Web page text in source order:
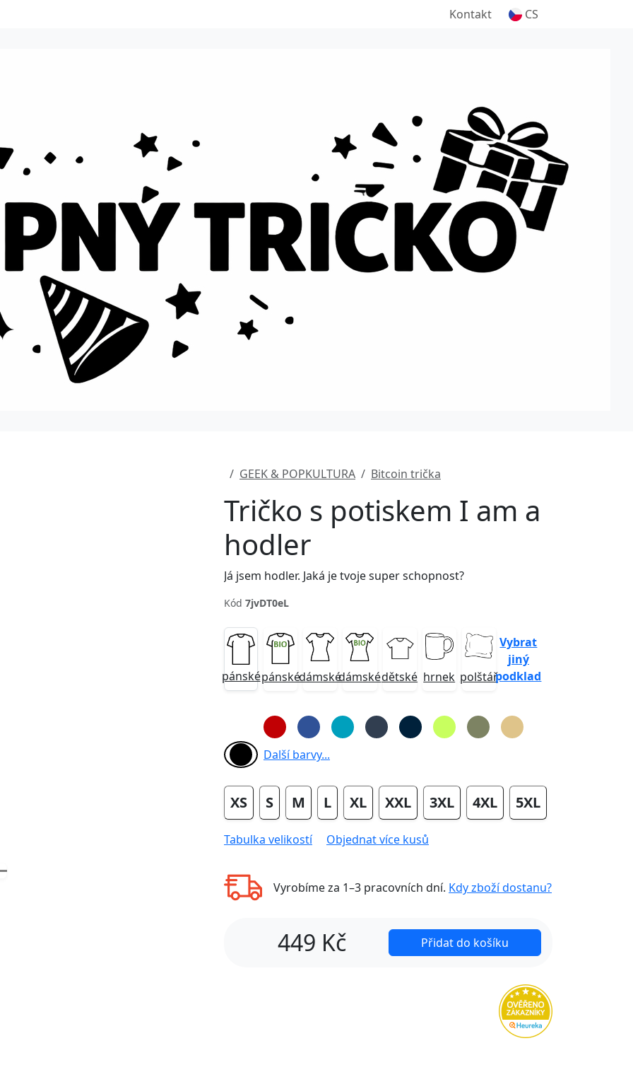
Kontakt CS
GEEK & POPKULTURA Bitcoin trička
Tričko s potiskem I am a
hodler
Já jsem hodler. Jaká je tvoje super schopnost?
Kód 7jvDT0eL
pánsképánskédámskédámskédětské hrnek polštář
Vybrat
jiný
podklad
Další barvy...
XS S M L XL XXL 3XL 4XL 5XL
Tabulka velikostí Objednat více kusů
Vyrobíme za 1–3 pracovních dní. Kdy zboží dostanu?
449 Kč Přidat do košíku